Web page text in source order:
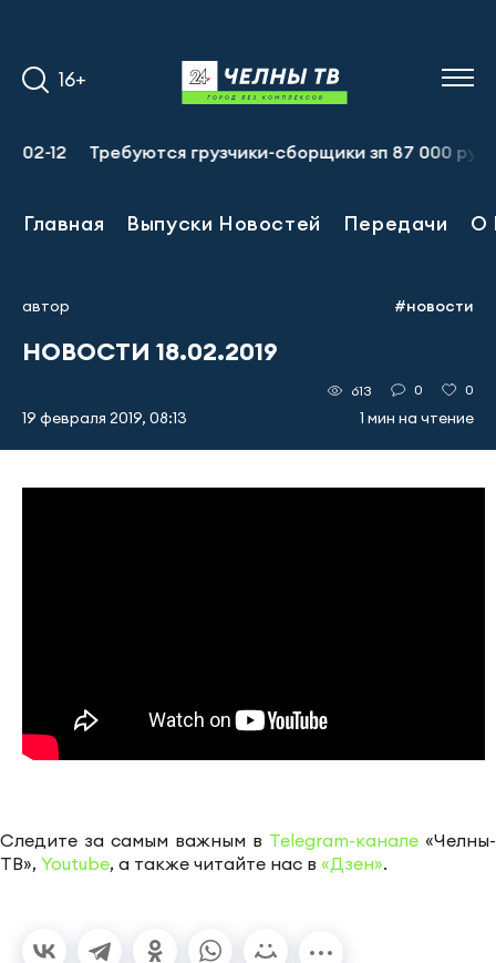
16+
Требуются грузчики-сборщики зп 87 000 руб.,
Главная Выпуски Новостей Передачи О
автор #новости
НОВОСТИ 18.02.2019
19 февраля 2019, 08:13
613 0 0
1 мин на чтение
Следите за самым важным в Telegram-канале «Челны-
ТВ», Youtube, а также читайте нас в «Дзен».